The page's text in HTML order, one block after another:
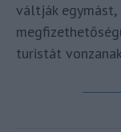
váltják egymást,
turistát